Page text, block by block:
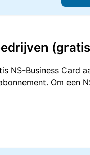
NS-Business
Om een